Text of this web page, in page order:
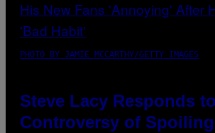
PHOTO BY JAMIE MCCARTHY/GETTY IMAGES
Steve Lacy Responds to
Controversy of Spoiling